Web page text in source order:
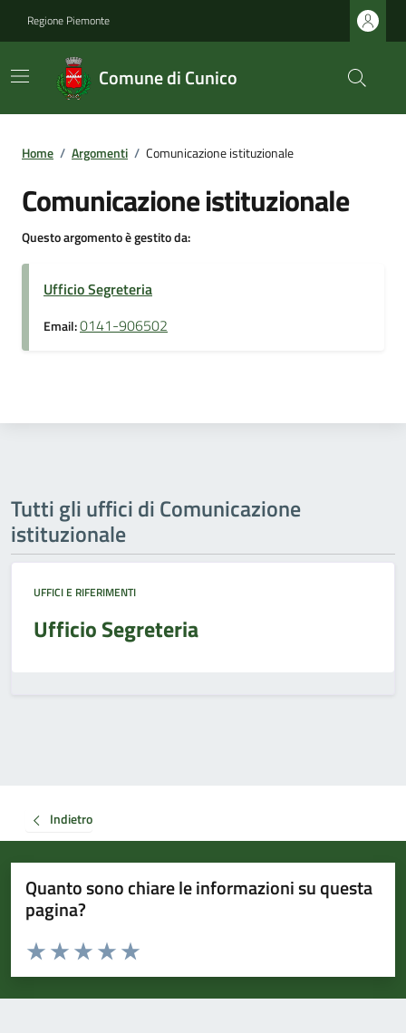
Regione Piemonte
Comune di Cunico
Home / Argomenti / Comunicazione istituzionale
Comunicazione istituzionale
Questo argomento è gestito da:
Ufficio Segreteria
Email:0141-906502
Tutti gli uffici di Comunicazione
istituzionale
UFFICI E RIFERIMENTI
Ufficio Segreteria
Indietro
Quanto sono chiare le informazioni su questa
pagina?
Valuta da 1 a 5 stelle la pagina
Valuta 5 stelle su 5
Valuta 4 stelle su 5
Valuta 3 stelle su 5
Valuta 2 stelle su 5
Valuta 1 stelle su 5